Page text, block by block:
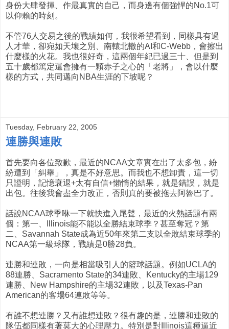
身份大肆發揮、作最真實的自己，而身邊有個強悍的No.1可
以仰賴的時刻。
不管76人交易之後的戰績如何，我很希望看到，同樣具有過
人才華，卻宛如天壤之別、南轅北轍的AI和C-Webb，會擦出
什麼樣的火花。我也很好奇，這兩個年紀已過三十、但是到
五十歲都篤定還會擁有一顆赤子之心的「老將」，會以什麼
樣的方式，共同邁向NBA生涯的下坡呢？
Tuesday, February 22, 2005
連勝與連敗
首先要向各位致歉，最近的NCAA文章實在出了太多包，紛
紛遭到「糾舉」，真是不好意思。而我也不想卸責，這一切
只證明，記憶衰退+太有自信+懶惰的結果，就是錯誤，就是
出包。往後我會盡全力改正，否則真的要被拖去阿魯巴了。
話說NCAA球季咻一下就快進入尾聲，最近的火熱話題有兩
個：第一、Illinois能不能以全勝結束球季？甚至奪冠？第
二、Savannah State成為近50年來第二支以全敗結束球季的
NCAA第一級球隊，戰績是0勝28負。
連勝和連敗，一向是相當吸引人的籃球話題。例如UCLA的
88連勝、Sacramento State的34連敗、Kentucky的主場129
連勝、New Hampshire的主場32連敗，以及Texas-Pan
American的客場64連敗等等。
有誰不想連勝？又有誰想連敗？很有趣的是，連勝和連敗的
隊伍都同樣有著莫大的心理壓力。特別是對Illinois這種逼近